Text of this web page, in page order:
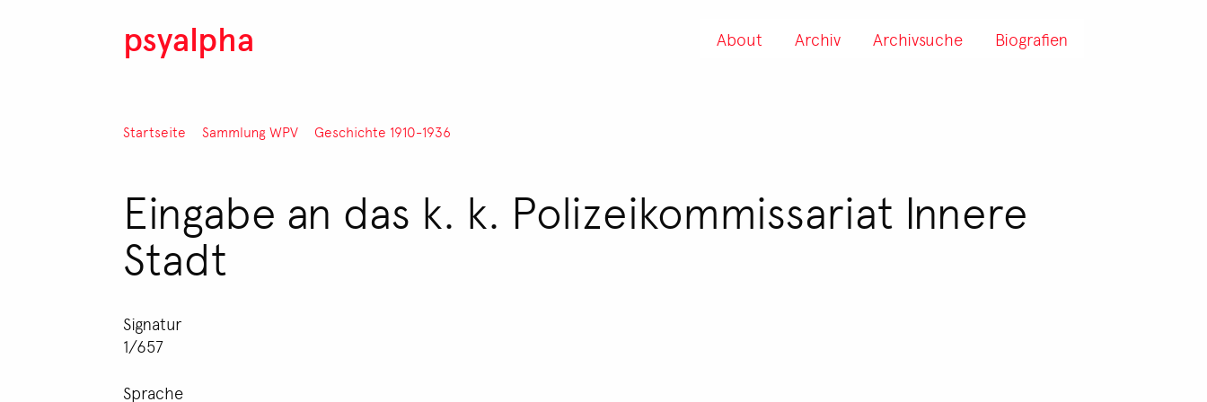
psyalpha About Archiv Archivsuche Biografien
Pfadnavigation
Startseite Sammlung WPV Geschichte 1910-1936
Eingabe an das k. k. Polizeikommissariat Innere
Stadt
Signatur
1/657
Sprache